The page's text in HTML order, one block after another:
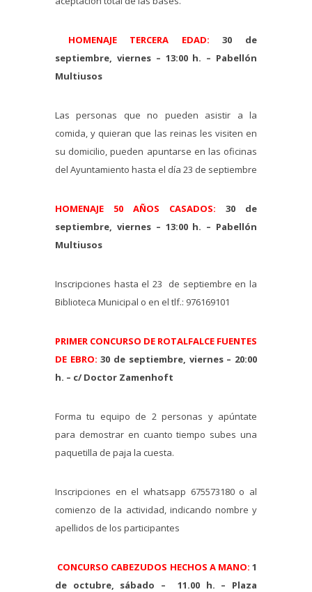
HOMENAJE TERCERA EDAD:30 de
septiembre, viernes – 13:00 h. – Pabellón
Multiusos
Las personas que no pueden asistir a la
comida, y quieran que las reinas les visiten en
su domicilio, pueden apuntarse en las oficinas
del Ayuntamiento hasta el día 23 de septiembre
HOMENAJE 50 AÑOS CASADOS:
30 de
septiembre, viernes – 13:00 h. – Pabellón
Multiusos
Inscripciones hasta el 23 de septiembre en la
Biblioteca Municipal o en el tlf.: 976169101
PRIMER CONCURSO DE ROTALFALCE FUENTES
DE EBRO: 30 de septiembre, viernes – 20:00
h. – c/ Doctor Zamenhoft
Forma tu equipo de 2 personas y apúntate
para demostrar en cuanto tiempo subes una
paquetilla de paja la cuesta.
Inscripciones en el whatsapp 675573180 o al
comienzo de la actividad, indicando nombre y
apellidos de los participantes
CONCURSO CABEZUDOS HECHOS A MANO: 1
de octubre, sábado – 11.00 h. – Plaza